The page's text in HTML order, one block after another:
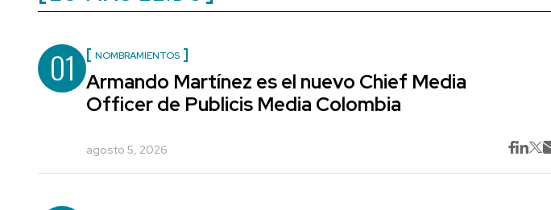
01 NOMBRAMIENTOS
Armando Martínez es el nuevo Chief Media
Officer de Publicis Media Colombia
agosto 5, 2026